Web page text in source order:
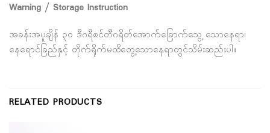
Warning / Storage Instruction
အခန်းအပူချိန် ၃၀ ဒီဂရီစင်တီဂရိတ်အောက်ခြောက်သွေ့ သောနေရာ၊
နေရောင်ခြည်နှင့် တိုက်ရိုက်မထိတွေ့သောနေရာတွင်သိမ်းဆည်းပါ။
RELATED PRODUCTS